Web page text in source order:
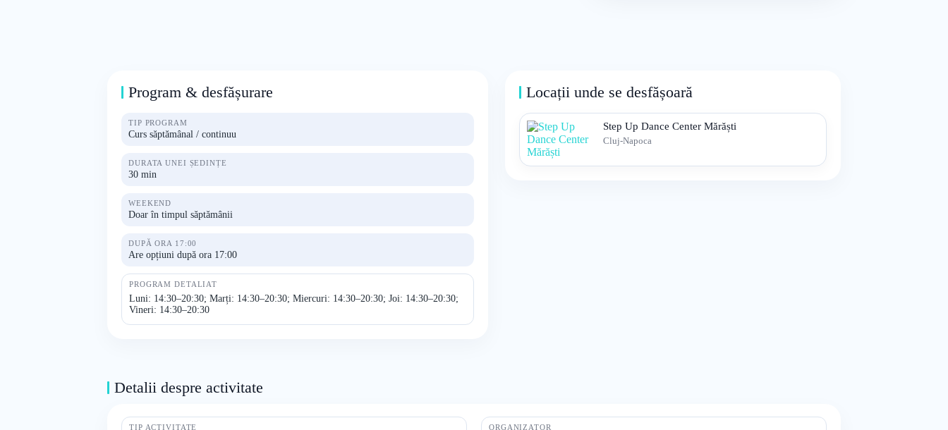
Program & desfășurare
TIP PROGRAM
Curs săptămânal / continuu
DURATA UNEI ȘEDINȚE
30 min
WEEKEND
Doar în timpul săptămânii
DUPĂ ORA 17:00
Are opțiuni după ora 17:00
PROGRAM DETALIAT
Luni: 14:30–20:30; Marți: 14:30–20:30; Miercuri: 14:30–20:30; Joi: 14:30–20:30;
Vineri: 14:30–20:30
Locații unde se desfășoară
Step Up Dance Center Mărăști
Cluj-Napoca
Detalii despre activitate
TIP ACTIVITATE ORGANIZATOR